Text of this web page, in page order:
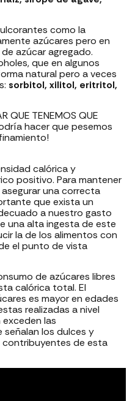
como la
azúcares pero en
azúcar agregado.
que en algunos
natural pero a veces
sorbitol, xilitol, eritritol,
QUE TENEMOS QUE
hacer que pesemos
calórica y
positivo. Para mantener
una correcta
que exista un
a nuestro gasto
una alta ingesta de este
la de los alimentos con
el punto de vista
de azúcares libres
calórica total. El
es mayor en edades
realizadas a nivel
las
señalan los dulces y
contribuyentes de esta